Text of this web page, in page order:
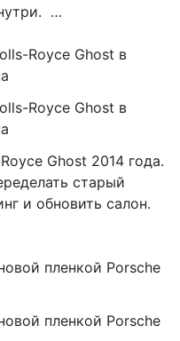
…
Royce Ghost в
Royce Ghost в
Ghost 2014 года.
старый
и обновить салон.
пленкой Porsche
пленкой Porsche